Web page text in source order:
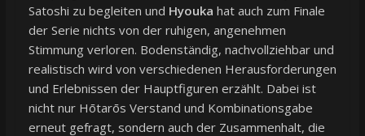
Satoshi zu begleiten und Hyouka hat auch zum Finale
der Serie nichts von der ruhigen, angenehmen
Stimmung verloren. Bodenständig, nachvollziehbar und
realistisch wird von verschiedenen Herausforderungen
und Erlebnissen der Hauptfiguren erzählt. Dabei ist
nicht nur Hōtarōs Verstand und Kombinationsgabe
erneut gefragt, sondern auch der Zusammenhalt, die